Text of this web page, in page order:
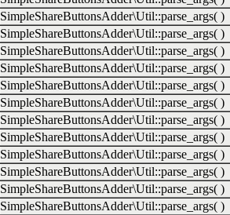
SimpleShareButtonsAdder\Util::parse_args( )
SimpleShareButtonsAdder\Util::parse_args( )
SimpleShareButtonsAdder\Util::parse_args( )
SimpleShareButtonsAdder\Util::parse_args( )
SimpleShareButtonsAdder\Util::parse_args( )
SimpleShareButtonsAdder\Util::parse_args( )
SimpleShareButtonsAdder\Util::parse_args( )
SimpleShareButtonsAdder\Util::parse_args( )
SimpleShareButtonsAdder\Util::parse_args( )
SimpleShareButtonsAdder\Util::parse_args( )
SimpleShareButtonsAdder\Util::parse_args( )
SimpleShareButtonsAdder\Util::parse_args( )